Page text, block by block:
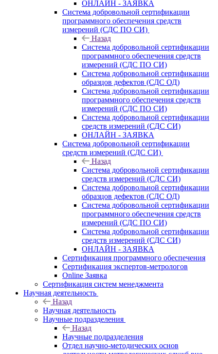
ОНЛАЙН - ЗАЯВКА
Система добровольной сертификации
программного обеспечения средств
измерений (СДС ПО СИ)
Назад
Система добровольной сертификации
программного обеспечения средств
измерений (СДС ПО СИ)
Система добровольной сертификации
образцов дефектов (СДС ОД)
Система добровольной сертификации
программного обеспечения средств
измерений (СДС ПО СИ)
Система добровольной сертификации
средств измерений (СДС СИ)
ОНЛАЙН - ЗАЯВКА
Система добровольной сертификации
средств измерений (СДС СИ)
Назад
Система добровольной сертификации
средств измерений (СДС СИ)
Система добровольной сертификации
образцов дефектов (СДС ОД)
Система добровольной сертификации
программного обеспечения средств
измерений (СДС ПО СИ)
Система добровольной сертификации
средств измерений (СДС СИ)
ОНЛАЙН - ЗАЯВКА
Сертификация программного обеспечения
Сертификация экспертов-метрологов
Online Заявка
Сертификация систем менеджмента
Научная деятельность
Назад
Научная деятельность
Научные подразделения
Назад
Научные подразделения
Отдел научно-методических основ